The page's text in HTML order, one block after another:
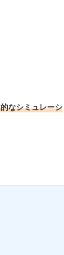
なシミュレーシ